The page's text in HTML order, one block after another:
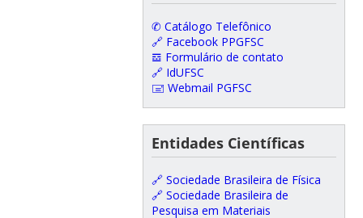
✆ Catálogo Telefônico
🔗 Facebook PPGFSC
𝌕 Formulário de contato
🔗 IdUFSC
🖃 Webmail PGFSC
Entidades Científicas
🔗 Sociedade Brasileira de Física
🔗 Sociedade Brasileira de
Pesquisa em Materiais